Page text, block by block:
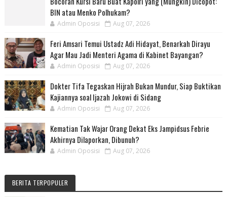
BIN atau Menko Polhukam?
Admin Oposisi Aug 07, 2026
Feri Amsari Temui Ustadz Adi Hidayat, Benarkah Dirayu
Agar Mau Jadi Menteri Agama di Kabinet Bayangan?
Admin Oposisi Aug 07, 2026
Dokter Tifa Tegaskan Hijrah Bukan Mundur, Siap Buktikan
Kajiannya soal Ijazah Jokowi di Sidang
Admin Oposisi Aug 07, 2026
Kematian Tak Wajar Orang Dekat Eks Jampidsus Febrie
Akhirnya Dilaporkan, Dibunuh?
Admin Oposisi Aug 07, 2026
BERITA TERPOPULER